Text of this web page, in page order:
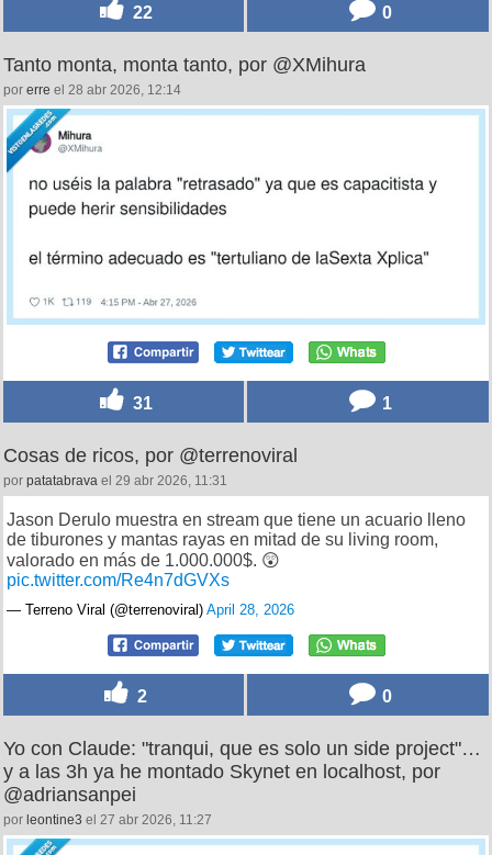
22 0
Tanto monta, monta tanto, por @XMihura
por erre el 28 abr 2026, 12:14
31 1
Cosas de ricos, por @terrenoviral
por patatabrava el 29 abr 2026, 11:31
Jason Derulo muestra en stream que tiene un acuario lleno
de tiburones y mantas rayas en mitad de su living room,
valorado en más de 1.000.000$.​​​​​​​​​​​​​​​​ 😲
pic.twitter.com/Re4n7dGVXs
— Terreno Viral (@terrenoviral) April 28, 2026
2 0
Yo con Claude: "tranqui, que es solo un side project"…
y a las 3h ya he montado Skynet en localhost, por
@adriansanpei
por leontine3 el 27 abr 2026, 11:27